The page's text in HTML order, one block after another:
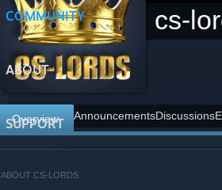
COMMUNITY
ABOUT
SUPPORT
cs-
Overview AnnouncementsDiscussions
ABOUT CS-LORDS